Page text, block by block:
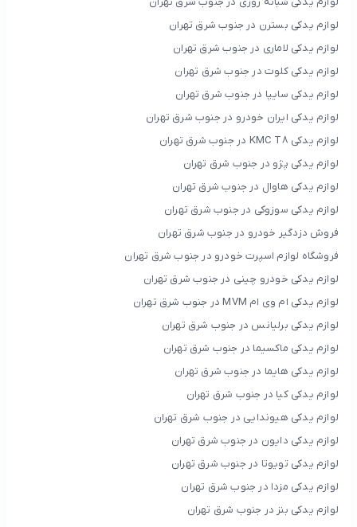
لوازم یدکی بسترن در جنوب شرق تهران
لوازم یدکی لاماری در جنوب شرق تهران
لوازم یدکی کلوت در جنوب شرق تهران
لوازم یدکی سایپا در جنوب شرق تهران
لوازم یدکی ایران خودرو در جنوب شرق تهران
لوازم یدکی KMC T8 در جنوب شرق تهران
لوازم یدکی پژو در جنوب شرق تهران
لوازم یدکی هاوال در جنوب شرق تهران
لوازم یدکی سوزوکی در جنوب شرق تهران
فروش دزدگیر خودرو در جنوب شرق تهران
فروشگاه لوازم اسپرت خودرو در جنوب شرق تهران
لوازم یدکی خودرو چینی در جنوب شرق تهران
لوازم یدکی ام وی ام MVM در جنوب شرق تهران
لوازم یدکی برلیانس در جنوب شرق تهران
لوازم یدکی ماکسیما در جنوب شرق تهران
لوازم یدکی هایما در جنوب شرق تهران
لوازم یدکی کیا در جنوب شرق تهران
لوازم یدکی هیوندایی در جنوب شرق تهران
لوازم یدکی دایون در جنوب شرق تهران
لوازم یدکی تویوتا در جنوب شرق تهران
لوازم یدکی مزدا در جنوب شرق تهران
لوازم یدکی بنز در جنوب شرق تهران